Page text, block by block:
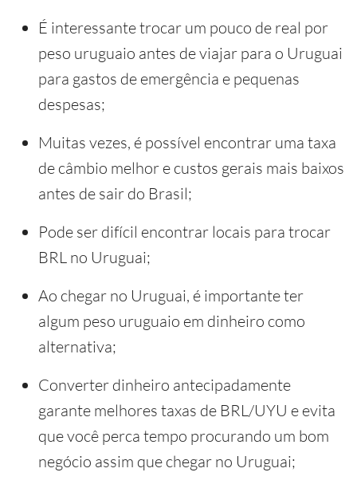
É interessante trocar um pouco de real por
peso uruguaio antes de viajar para o Uruguai
para gastos de emergência e pequenas
despesas;
Muitas vezes, é possível encontrar uma taxa
de câmbio melhor e custos gerais mais baixos
antes de sair do Brasil;
Pode ser difícil encontrar locais para trocar
BRL no Uruguai;
Ao chegar no Uruguai, é importante ter
algum peso uruguaio em dinheiro como
alternativa;
Converter dinheiro antecipadamente
garante melhores taxas de BRL/UYU e evita
que você perca tempo procurando um bom
negócio assim que chegar no Uruguai;